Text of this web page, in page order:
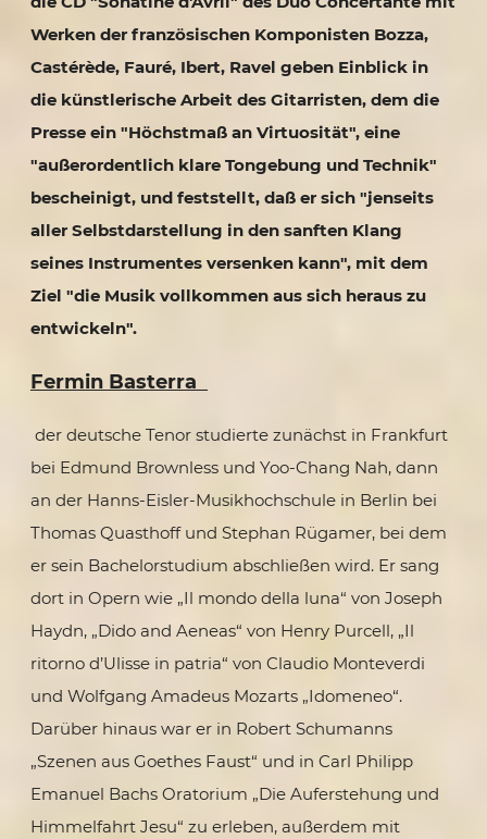
Werken der französischen Komponisten Bozza,
Castérède, Fauré, Ibert, Ravel geben Einblick in
die künstlerische Arbeit des Gitarristen, dem die
Presse ein "Höchstmaß an Virtuosität", eine
"außerordentlich klare Tongebung und Technik"
bescheinigt, und feststellt, daß er sich "jenseits
aller Selbstdarstellung in den sanften Klang
seines Instrumentes versenken kann", mit dem
Ziel "die Musik vollkommen aus sich heraus zu
entwickeln".
Fermin Basterra
der deutsche Tenor studierte zunächst in Frankfurt
bei Edmund Brownless und Yoo-Chang Nah, dann
an der Hanns-Eisler-Musikhochschule in Berlin bei
Thomas Quasthoff und Stephan Rügamer, bei dem
er sein Bachelorstudium abschließen wird. Er sang
dort in Opern wie „Il mondo della luna“ von Joseph
Haydn, „Dido and Aeneas“ von Henry Purcell, „Il
ritorno d’Ulisse in patria“ von Claudio Monteverdi
und Wolfgang Amadeus Mozarts „Idomeneo“.
Darüber hinaus war er in Robert Schumanns
„Szenen aus Goethes Faust“ und in Carl Philipp
Emanuel Bachs Oratorium „Die Auferstehung und
Himmelfahrt Jesu“ zu erleben, außerdem mit